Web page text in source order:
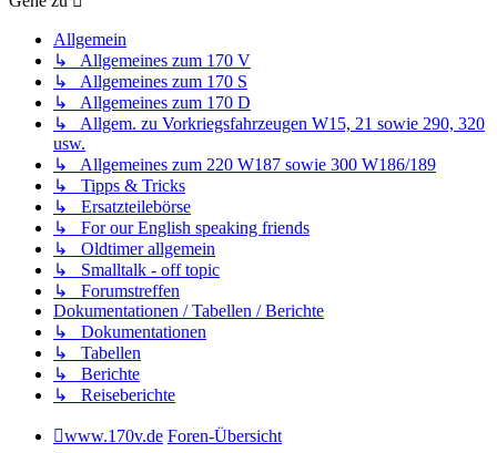
Allgemein
↳ Allgemeines zum 170 V
↳ Allgemeines zum 170 S
↳ Allgemeines zum 170 D
↳ Allgem. zu Vorkriegsfahrzeugen W15, 21 sowie 290, 320
usw.
↳ Allgemeines zum 220 W187 sowie 300 W186/189
↳ Tipps & Tricks
↳ Ersatzteilebörse
↳ For our English speaking friends
↳ Oldtimer allgemein
↳ Smalltalk - off topic
↳ Forumstreffen
Dokumentationen / Tabellen / Berichte
↳ Dokumentationen
↳ Tabellen
↳ Berichte
↳ Reiseberichte
www.170v.de Foren-Übersicht